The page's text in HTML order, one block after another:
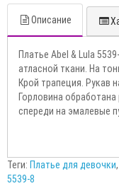
Описание
Платье Abel & Lula
атласной ткани. На
Крой трапеция. Рукав
Горловина
спереди на эмалевые
Теги: Платье для девочки,
5539-8